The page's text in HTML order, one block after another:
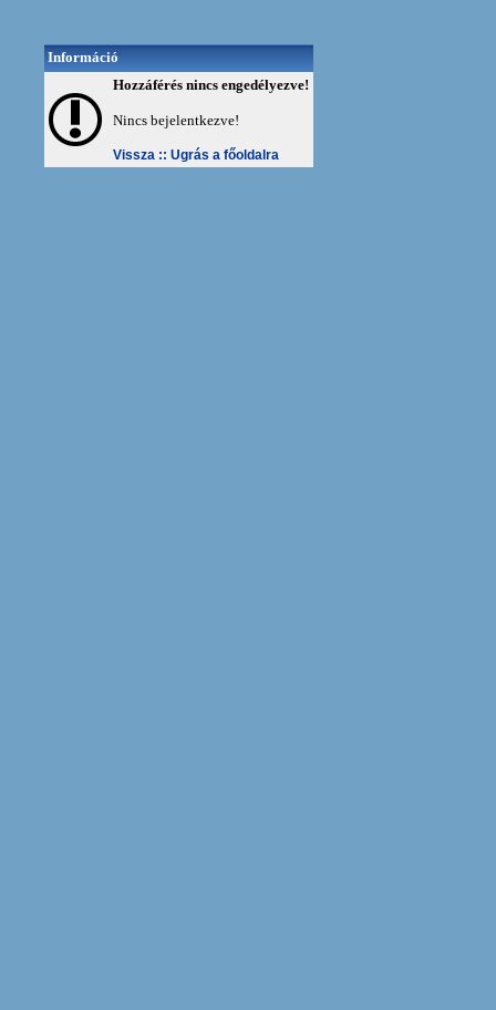
Információ
Hozzáférés nincs engedélyezve!
Nincs bejelentkezve!
Vissza :: Ugrás a főoldalra